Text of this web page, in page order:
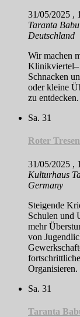
31/05/2025 ,
Taranta Babu
Deutschland
Wir machen
Klinikviertel–
Schnacken
oder kleine
zu
Sa. 31
Roter
31/05/2025 ,
Kulturhaus
Germany
Steigende
Schulen und
mehr
von
Sa. 31
Taranta